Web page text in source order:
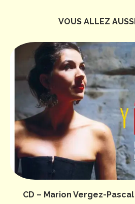
VOUS ALLEZ
CD – Marion Vergez-